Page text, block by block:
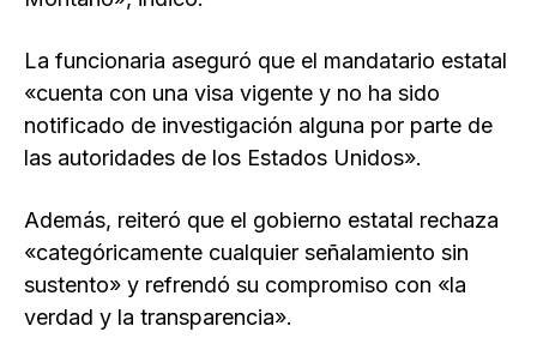
La funcionaria aseguró que el mandatario estatal
«cuenta con una visa vigente y no ha sido
notificado de investigación alguna por parte de
las autoridades de los Estados Unidos».
Además, reiteró que el gobierno estatal rechaza
«categóricamente cualquier señalamiento sin
sustento» y refrendó su compromiso con «la
verdad y la transparencia».